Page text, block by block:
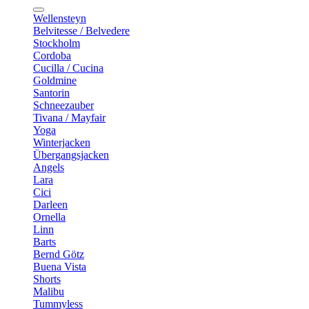
Wellensteyn
Belvitesse / Belvedere
Stockholm
Cordoba
Cucilla / Cucina
Goldmine
Santorin
Schneezauber
Tivana / Mayfair
Yoga
Winterjacken
Übergangsjacken
Angels
Lara
Cici
Darleen
Ornella
Linn
Barts
Bernd Götz
Buena Vista
Shorts
Malibu
Tummyless